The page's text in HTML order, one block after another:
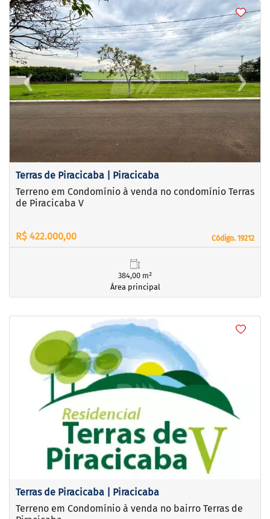
<<<
‹Previous ›Next
Terras de Piracicaba | Piracicaba
Código. 19212
Código. 19212
Terreno em Condomínio à venda no condomínio Terras
de Piracicaba V
R$ 422.000,00
384,00 m²
Área principal
Previous
Terras de Piracicaba | Piracicaba
Terreno em Condomínio à venda no bairro Terras de